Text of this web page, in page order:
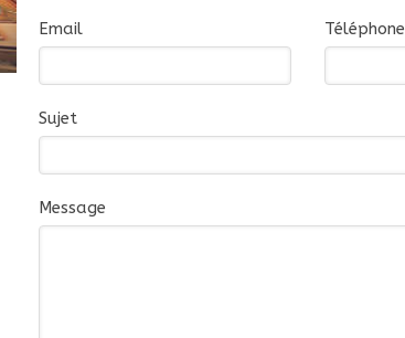
Email Téléphone
Sujet
Message